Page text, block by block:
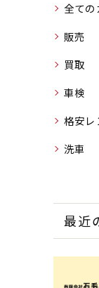
全ての
販売
買取
車検
格安レ
洗車
最近